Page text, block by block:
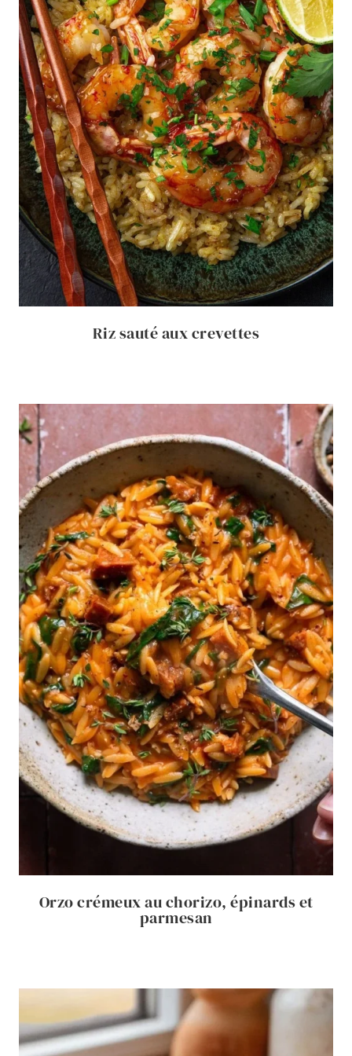
Riz sauté aux crevettes
Orzo crémeux au chorizo, épinards et
parmesan